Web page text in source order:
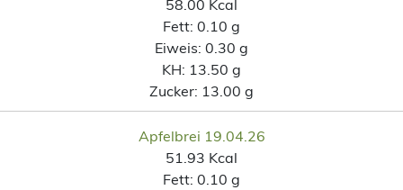
58.00 Kcal
Fett: 0.10 g
Eiweis: 0.30 g
KH: 13.50 g
Zucker: 13.00 g
Apfelbrei 19.04.26
51.93 Kcal
Fett: 0.10 g